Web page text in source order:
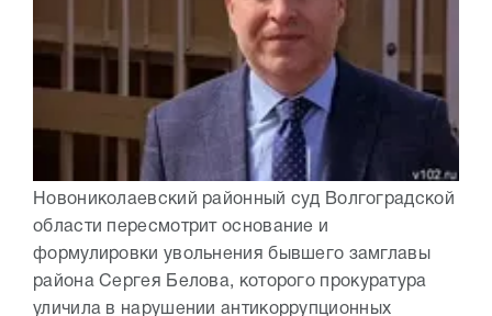
Новониколаевский районный суд Волгоградской
области пересмотрит основание и
формулировки увольнения бывшего замглавы
района Сергея Белова, которого прокуратура
уличила в нарушении антикоррупционных